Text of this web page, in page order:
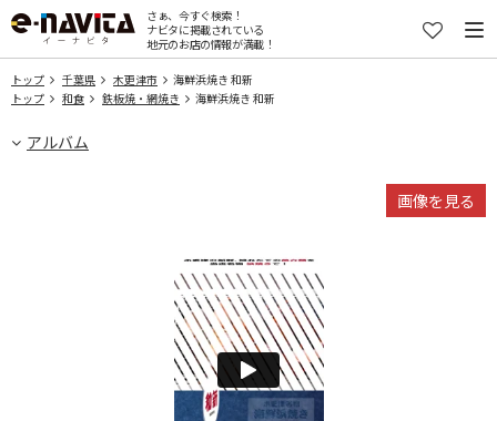
さぁ、今すぐ検索！
ナビタに掲載されている
地元のお店の情報が満載！
トップ 千葉県 木更津市
海鮮浜焼き 和新
トップ
和食 鉄板焼・網焼き 海鮮浜焼き 和新
アルバム
画像を見る